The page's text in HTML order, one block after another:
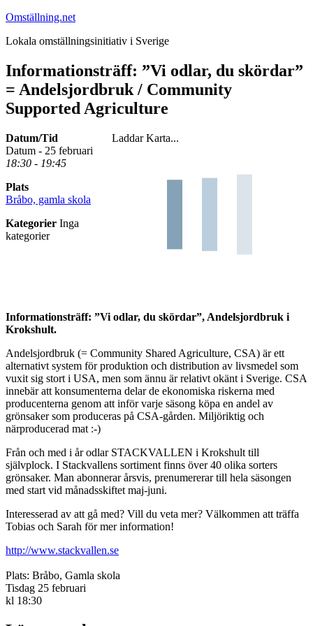
Hoppa
innehåll
Omställning.net
Lokala omställningsinitiativ i Sverige
Informationsträff: ”Vi odlar, du skördar”
= Andelsjordbruk / Community
Supported Agriculture
Laddar Karta...
Datum/Tid
Datum - 25 februari
18:30 - 19:45
Plats
Bråbo, gamla skola
Kategorier Inga
kategorier
Informationsträff: ”Vi odlar, du skördar”, Andelsjordbruk i
Krokshult.
Andelsjordbruk (= Community Shared Agriculture, CSA) är ett
alternativt system för produktion och distribution av livsmedel som
vuxit sig stort i USA, men som ännu är relativt okänt i Sverige. CSA
innebär att konsumenterna delar de ekonomiska riskerna med
producenterna genom att inför varje säsong köpa en andel av
grönsaker som produceras på CSA-gården. Miljöriktig och
närproducerad mat :-)
Från och med i år odlar STACKVALLEN i Krokshult till
självplock. I Stackvallens sortiment finns över 40 olika sorters
grönsaker. Man abonnerar årsvis, prenumererar till hela säsongen
med start vid månadsskiftet maj-juni.
Interesserad av att gå med? Vill du veta mer? Välkommen att träffa
Tobias och Sarah för mer information!
http://www.stackvallen.se
Plats: Bråbo, Gamla skola
Tisdag 25 februari
kl 18:30